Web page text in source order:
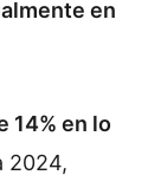
en
14% en lo
2024,